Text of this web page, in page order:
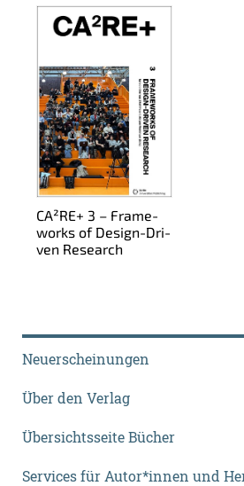
CA²RE+ 3 – Frame­
works of De­sign-Dri­
ven Re­se­arch
Neuerscheinungen
Über den Verlag
Übersichtsseite Bücher
Services für Autor*innen und